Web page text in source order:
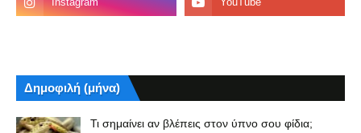
Δημοφιλή (μήνα)
Τι σημαίνει αν βλέπεις στον ύπνο σου φίδια;